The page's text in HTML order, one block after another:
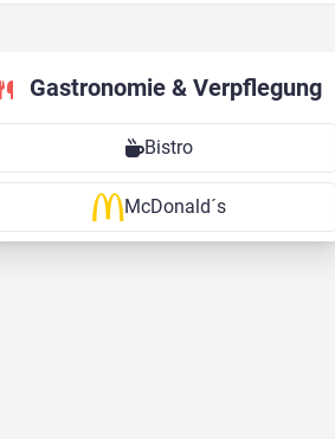
Gastronomie & Verpflegung
Bistro
McDonald´s